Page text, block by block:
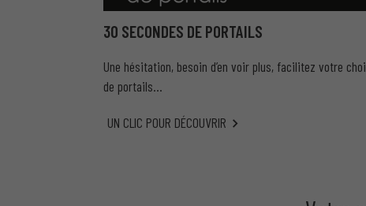
30 SECONDES DE PORTAILS
Une hésitation, besoin d’en voir plus, facilitez votre
de portails…
UN CLIC POUR DÉCOUVRIR